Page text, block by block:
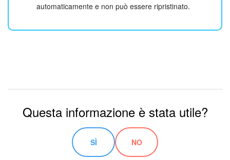
automaticamente e non può essere ripristinato.
Questa informazione è stata utile?
SÌ NO